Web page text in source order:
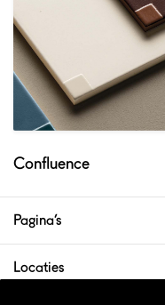
Confluence
Pagina’s
Locaties